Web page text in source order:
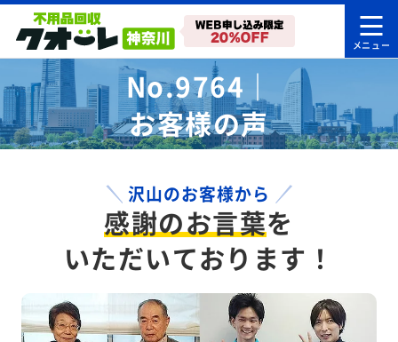
No.9764｜
お客様の声
沢山のお客様から
感謝のお言葉を
いただいております！